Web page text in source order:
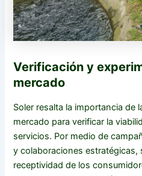
Verificación y
mercado
Soler resalta la importancia de
mercado para verificar la
servicios. Por medio de
y colaboraciones estratégicas,
receptividad de los